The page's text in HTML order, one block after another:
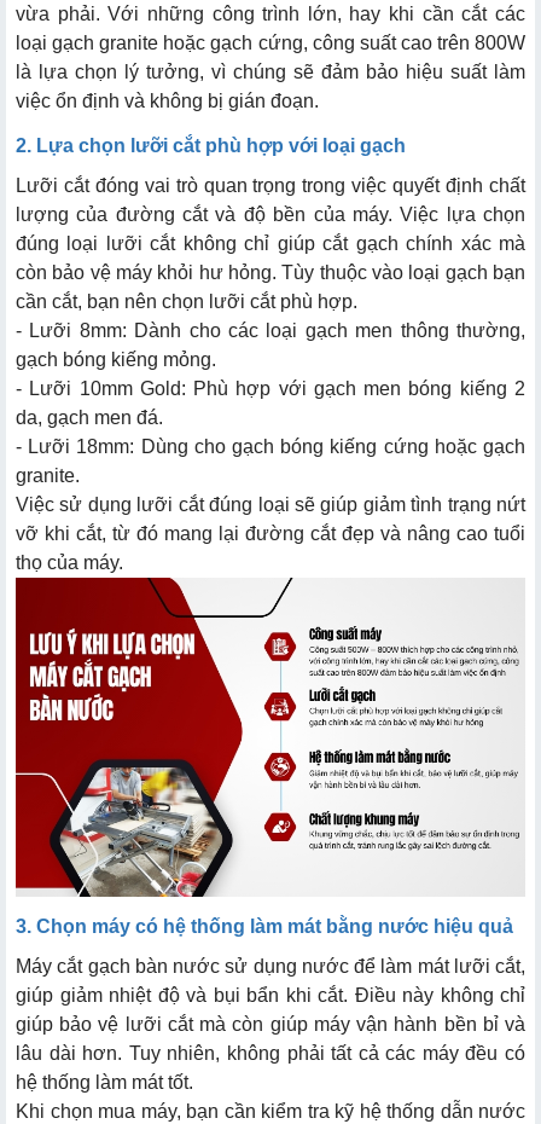
vừa phải. Với những công trình lớn, hay khi cần cắt các
loại gạch granite hoặc gạch cứng, công suất cao trên 800W
là lựa chọn lý tưởng, vì chúng sẽ đảm bảo hiệu suất làm
việc ổn định và không bị gián đoạn.
2. Lựa chọn lưỡi cắt phù hợp với loại gạch
Lưỡi cắt đóng vai trò quan trọng trong việc quyết định chất
lượng của đường cắt và độ bền của máy. Việc lựa chọn
đúng loại lưỡi cắt không chỉ giúp cắt gạch chính xác mà
còn bảo vệ máy khỏi hư hỏng. Tùy thuộc vào loại gạch bạn
cần cắt, bạn nên chọn lưỡi cắt phù hợp.
- Lưỡi 8mm: Dành cho các loại gạch men thông thường,
gạch bóng kiếng mỏng.
- Lưỡi 10mm Gold: Phù hợp với gạch men bóng kiếng 2
da, gạch men đá.
- Lưỡi 18mm: Dùng cho gạch bóng kiếng cứng hoặc gạch
granite.
Việc sử dụng lưỡi cắt đúng loại sẽ giúp giảm tình trạng nứt
vỡ khi cắt, từ đó mang lại đường cắt đẹp và nâng cao tuổi
thọ của máy.
3. Chọn máy có hệ thống làm mát bằng nước hiệu quả
Máy cắt gạch bàn nước sử dụng nước để làm mát lưỡi cắt,
giúp giảm nhiệt độ và bụi bẩn khi cắt. Điều này không chỉ
giúp bảo vệ lưỡi cắt mà còn giúp máy vận hành bền bỉ và
lâu dài hơn. Tuy nhiên, không phải tất cả các máy đều có
hệ thống làm mát tốt.
Khi chọn mua máy, bạn cần kiểm tra kỹ hệ thống dẫn nước